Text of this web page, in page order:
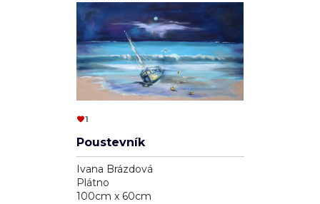
1
Poustevník
Ivana Brázdová
Plátno
100cm x 60cm